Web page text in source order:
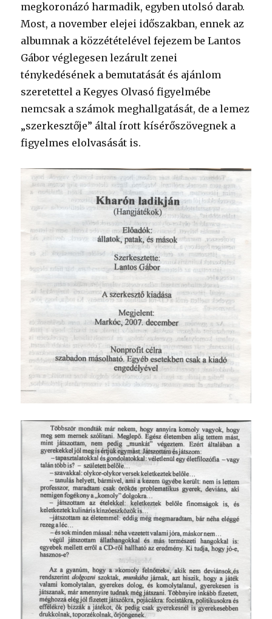
megkoronázó harmadik, egyben utolsó darab.
Most, a november elejei időszakban, ennek az
albumnak a közzétételével fejezem be Lantos
Gábor véglegesen lezárult zenei
ténykedésének a bemutatását és ajánlom
szeretettel a Kegyes Olvasó figyelmébe
nemcsak a számok meghallgatását, de a lemez
„szerkesztője” által írott kísérőszövegnek a
figyelmes elolvasását is.